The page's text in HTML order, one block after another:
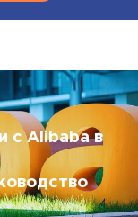
с Alibaba в